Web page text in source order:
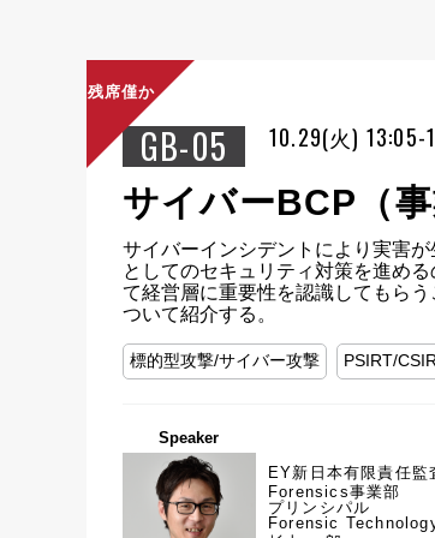
GB-05 10.29(火) 13:05-
残席僅か
サイバーBCP（
サイバーインシデントにより実害
としてのセキュリティ対策を進め
て経営層に重要性を認識してもら
ついて紹介する。
標的型攻撃/サイバー攻撃 PSIRT/
Speaker
EY新日本有限責任監
Forensics事業部
プリンシパル
Forensic